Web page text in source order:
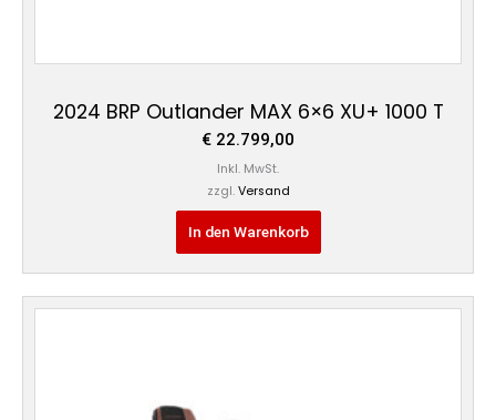
2024 BRP Outlander MAX 6×6 XU+ 1000 T
€ 22.799,00
Inkl. MwSt.
zzgl. Versand
In den Warenkorb